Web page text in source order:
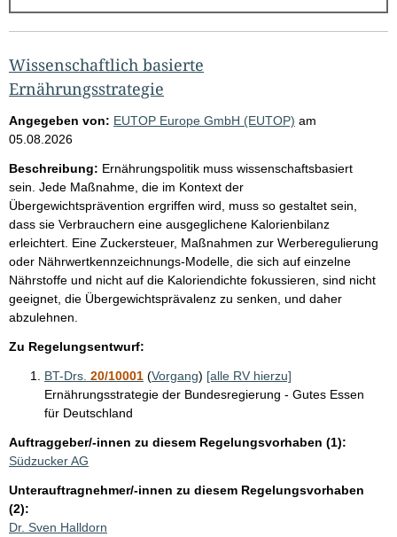
g
e
b
n
i
s
s
e
p
r
o
S
e
Wissenschaftlich basierte
Ernährungsstrategie
Angegeben von: EUTOP Europe GmbH (EUTOP) am
05.08.2026
Beschreibung: Ernährungspolitik muss wissenschaftsbasiert
sein. Jede Maßnahme, die im Kontext der
Übergewichtsprävention ergriffen wird, muss so gestaltet sein,
dass sie Verbrauchern eine ausgeglichene Kalorienbilanz
erleichtert. Eine Zuckersteuer, Maßnahmen zur Werberegulierung
oder Nährwertkennzeichnungs-Modelle, die sich auf einzelne
Nährstoffe und nicht auf die Kaloriendichte fokussieren, sind nicht
geeignet, die Übergewichtsprävalenz zu senken, und daher
abzulehnen.
Zu Regelungsentwurf:
BT-Drs. 20/10001 (Vorgang) [alle RV hierzu]
Ernährungsstrategie der Bundesregierung - Gutes Essen
für Deutschland
Auftraggeber/-innen zu diesem Regelungsvorhaben (1):
Südzucker AG
Unterauftragnehmer/-innen zu diesem Regelungsvorhaben
(2):
Dr. Sven Halldorn